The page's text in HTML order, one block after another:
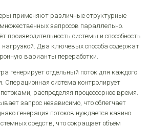
применяют различные структурные
запросов параллельно.
производительность системы и способность
Два ключевых способа содержат
варианты переработки.
генерирует отдельный поток для каждого
Операционная система контролирует
распределяя процессорное время.
запрос независимо, что облегчает
генерация потоков нуждается казино
средств, что сокращает объём